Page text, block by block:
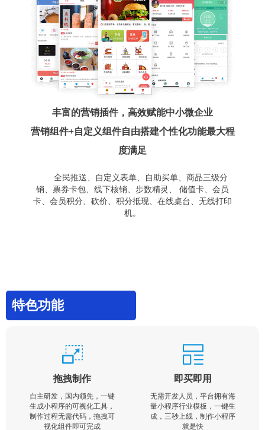
丰富的营销插件，高效赋能中小微企业
营销组件+自定义组件自由搭建个性化功能最大程
度满足
全民推送、自定义表单、自助买单、商品三级分
销、票券卡包、线下核销、步数精灵、 储值卡、会员
卡、会员积分、砍价、积分抵现、在线桌台、无线打印
机。
特色功能
拖拽制作
自主研发，国内领先，一键
生成小程序的可视化工具，
制作过程无需代码，拖拽可
视化组件即可完成
即买即用
无需开发人员，平台拥有海
量小程序行业模板，一键生
成，三秒上线，制作小程序
就是快